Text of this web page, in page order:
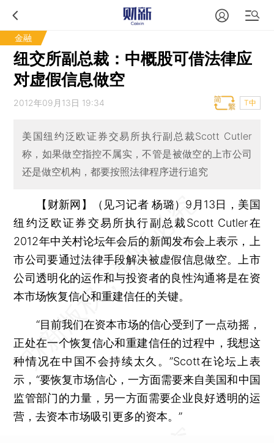
金融
纽交所副总裁：中概股可借法律应
对虚假信息做空
2012年09月13日 19:34 T中
美国纽约泛欧证券交易所执行副总裁Scott Cutler
称，如果做空指控不属实，不管是被做空的上市公司
还是做空机构，都要按照法律程序进行追究
【财新网】（见习记者 杨璐） 9月13日，美国
纽约泛欧证券交易所执行副总裁Scott Cutler在
2012年中关村论坛年会后的新闻发布会上表示，上
市公司要通过法律手段解决被虚假信息做空。上市
公司透明化的运作和与投资者的良性沟通将是在资
本市场恢复信心和重建信任的关键。
“目前我们在资本市场的信心受到了一点动摇，
正处在一个恢复信心和重建信任的过程中，我想这
种情况在中国不会持续太久。”Scott在论坛上表
示，“要恢复市场信心，一方面需要来自美国和中国
监管部门的力量，另一方面需要企业良好透明的运
营，去资本市场吸引更多的资本。”